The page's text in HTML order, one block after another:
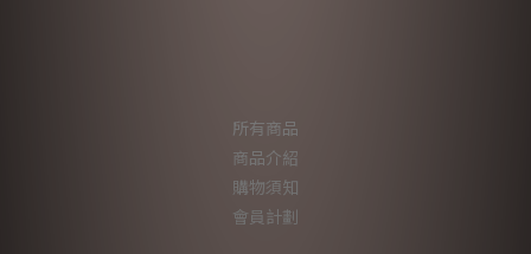
所有商品
商品介紹
購物須知
會員計劃